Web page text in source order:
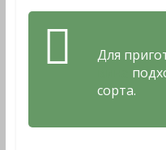
Для
сорта.